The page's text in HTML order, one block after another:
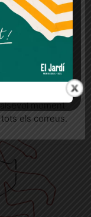
Rebutjar tot
Jardí, dona el
moment
tots els correus.